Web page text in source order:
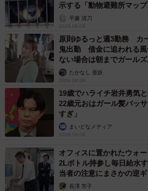
示する「動物避難所マッ
平藤 清刀
2026.08.08
原則ゆるっと週3勤務 カ
鬼出勤 借金に追われる
ない場合は朝までガール
ストに取材】
たかなし 亜妖
2026.08.08
19歳でハライチ岩井勇気
22歳元おはガール髪バッ
すぎ」
まいどなメディア
2026.08.08
オフィスに置かれたウォ
2Lボトル持参し毎日給水
当者の注意にまさかの逆
説】長澤 芳子